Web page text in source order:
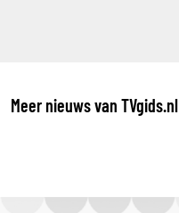
Meer nieuws van TVgids.nl